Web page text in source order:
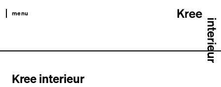
menu
productkompas
Kree interieur